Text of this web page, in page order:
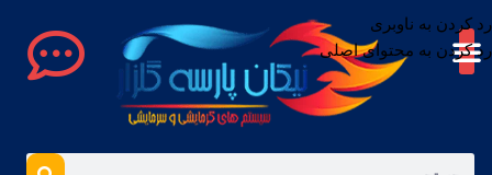
رد کردن به ناوبری
رد کردن به محتوای اصلی